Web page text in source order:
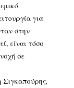
για
στην
είναι τόσο
σε